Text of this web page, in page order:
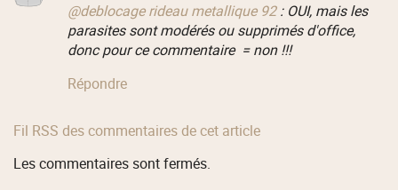
@deblocage rideau metallique 92: OUI, mais les
parasites sont modérés ou supprimés d'office,
donc pour ce commentaire = non !!!
Répondre
Fil RSS des commentaires de cet article
Les commentaires sont fermés.